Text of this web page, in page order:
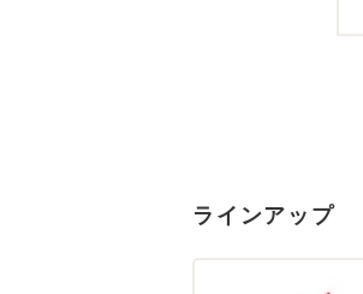
ラインアップ